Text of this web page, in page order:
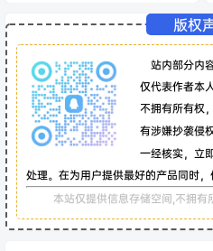
版权
站内部分内
仅代表作者本
不拥有所有权
有涉嫌抄袭侵
一经核实，立
处理。在为用户提供最好的产品同时，
本站仅提供信息存储空间,不拥有